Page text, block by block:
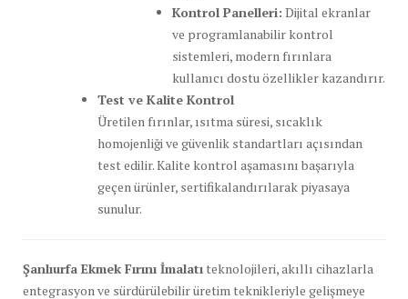
Kontrol Panelleri: Dijital ekranlar
ve programlanabilir kontrol
sistemleri, modern fırınlara
kullanıcı dostu özellikler kazandırır.
Test ve Kalite Kontrol
Üretilen fırınlar, ısıtma süresi, sıcaklık
homojenliği ve güvenlik standartları açısından
test edilir. Kalite kontrol aşamasını başarıyla
geçen ürünler, sertifikalandırılarak piyasaya
sunulur.
Şanlıurfa Ekmek Fırını İmalatıteknolojileri, akıllı cihazlarla
entegrasyon ve sürdürülebilir üretim teknikleriyle gelişmeye